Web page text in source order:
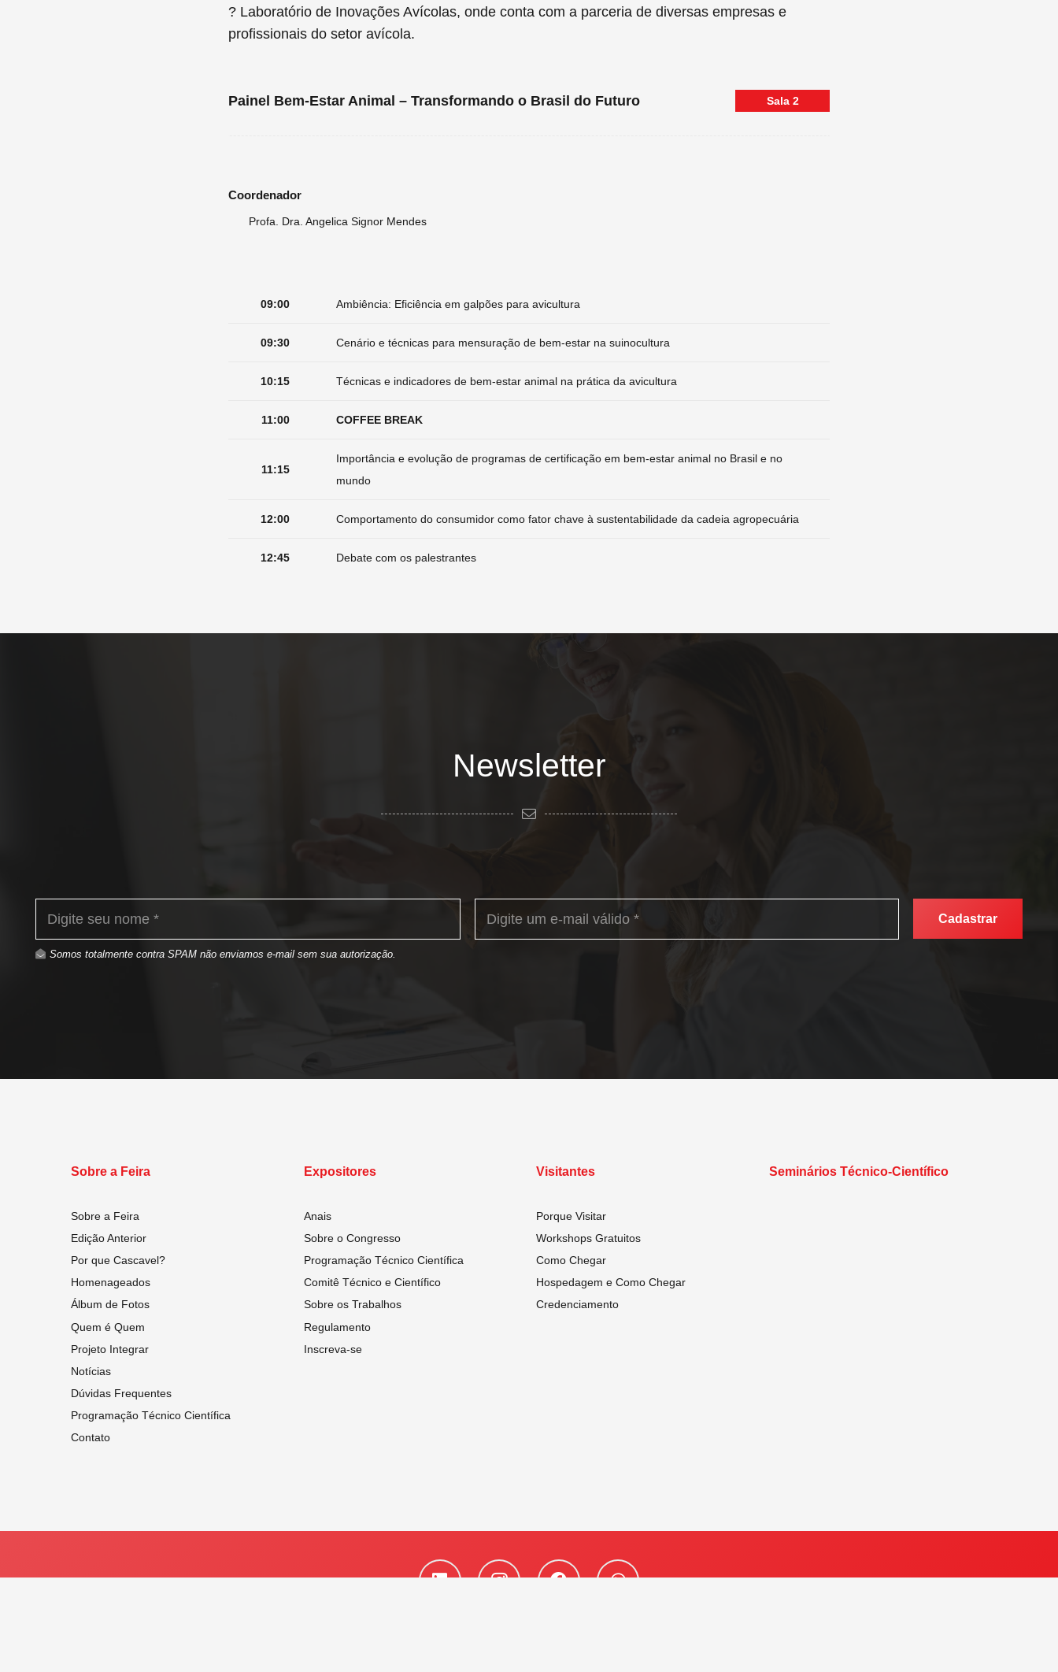
? Laboratório de Inovações Avícolas, onde conta com a parceria de diversas empresas e
profissionais do setor avícola.
Painel Bem-Estar Animal – Transformando o Brasil do Futuro Sala 2
Coordenador
Profa. Dra. Angelica Signor Mendes
09:00 Ambiência: Eficiência em galpões para avicultura
09:30 Cenário e técnicas para mensuração de bem-estar na suinocultura
10:15 Técnicas e indicadores de bem-estar animal na prática da avicultura
11:00 COFFEE BREAK
11:15
Importância e evolução de programas de certificação em bem-estar animal no Brasil e no
mundo
12:00 Comportamento do consumidor como fator chave à sustentabilidade da cadeia agropecuária
12:45 Debate com os palestrantes
Newsletter
Cadastrar
Somos totalmente contra SPAM não enviamos e-mail sem sua autorização.
Sobre a Feira
Sobre a Feira
Edição Anterior
Por que Cascavel?
Homenageados
Álbum de Fotos
Quem é Quem
Projeto Integrar
Notícias
Dúvidas Frequentes
Programação Técnico Científica
Contato
Expositores
Anais
Sobre o Congresso
Programação Técnico Científica
Comitê Técnico e Científico
Sobre os Trabalhos
Regulamento
Inscreva-se
Visitantes
Porque Visitar
Workshops Gratuitos
Como Chegar
Hospedagem e Como Chegar
Credenciamento
Seminários Técnico-Científico